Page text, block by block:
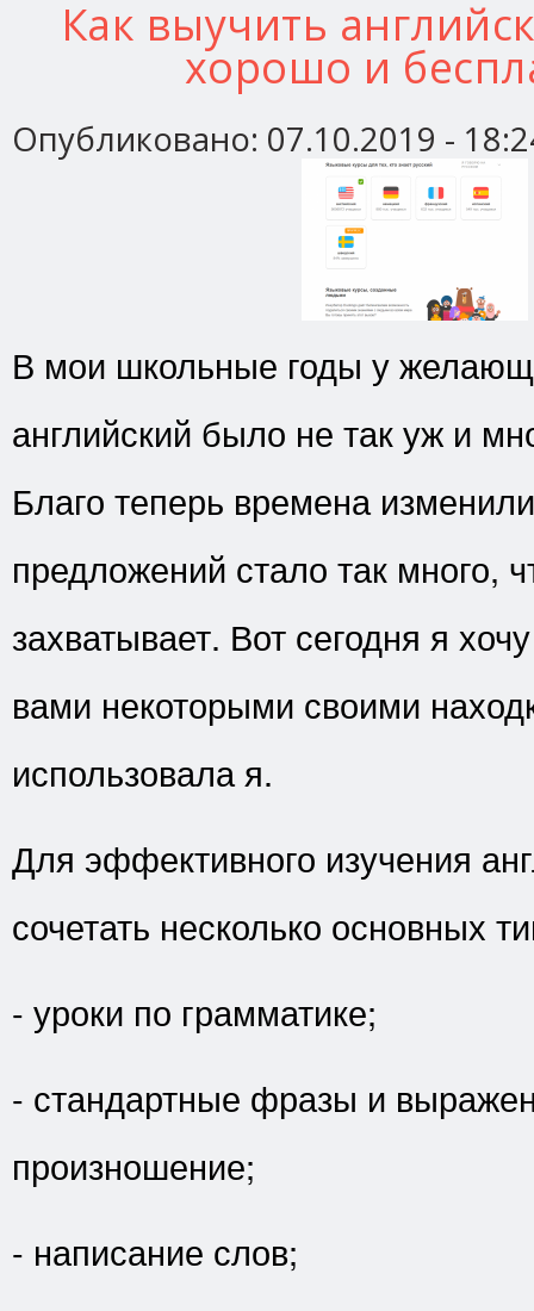
Как выучить
хорошо и
Опубликовано: 07.10.2019 -
В мои школьные годы у
английский было не так уж и
Благо теперь времена
предложений стало так много,
захватывает. Вот сегодня я
вами некоторыми своими
использовала я.
Для эффективного изучения
сочетать несколько основных
- уроки по грамматике;
- стандартные фразы и
произношение;
- написание слов;